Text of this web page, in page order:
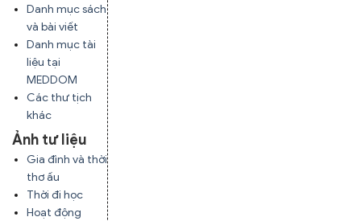
Danh mục sách
và bài viết
Danh mục tài
liệu tại
MEDDOM
Các thư tịch
khác
Ảnh tư liệu
Gia đình và thời
thơ ấu
Thời đi học
Hoạt động